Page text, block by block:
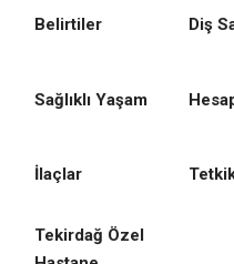
Belirtiler Diş
Sağlıklı Yaşam
İlaçlar
Tekirdağ Özel